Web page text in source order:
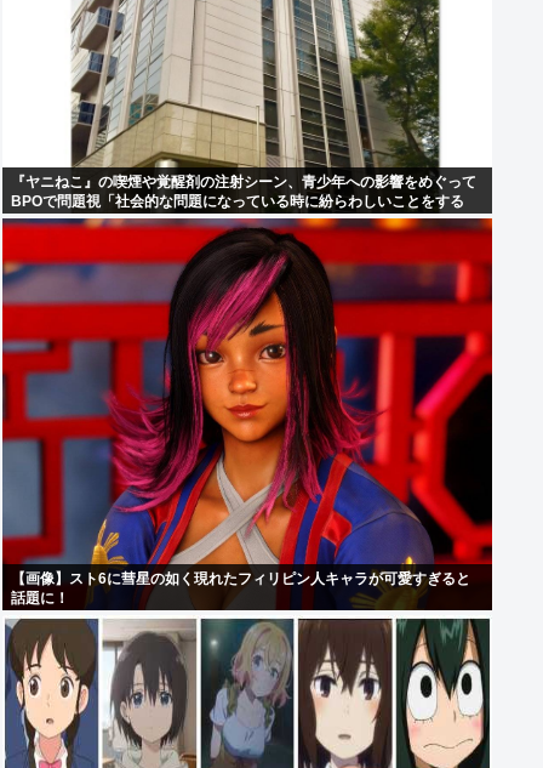
『ヤニねこ』の喫煙や覚醒剤の注射シーン、青少年への影響をめぐって
BPOで問題視「社会的な問題になっている時に紛らわしいことをする
な」
【画像】スト6に彗星の如く現れたフィリピン人キャラが可愛すぎると
話題に！